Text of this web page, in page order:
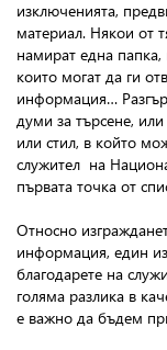
изключенията,
материал. Някои от
намират една папка,
които могат да ги
информация…
думи за търсене,
или стил, в който
служител на
първата точка от
Относно
информация, един
благодарете на
голяма разлика в
е важно да бъдем